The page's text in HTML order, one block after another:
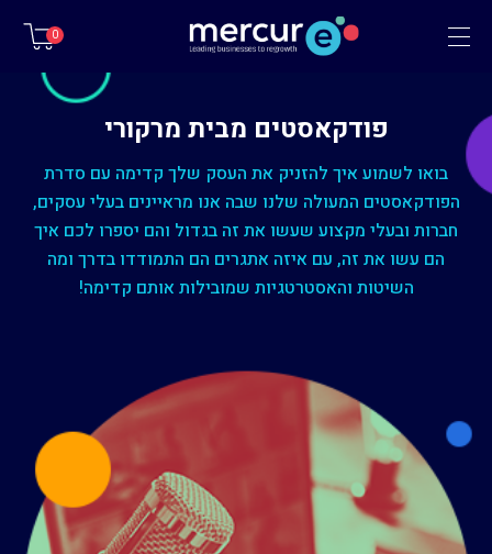
תפריט 0
פודקאסטים מבית מרקורי
בואו לשמוע איך להזניק את העסק שלך קדימה עם סדרת
הפודקאסטים המעולה שלנו שבה אנו מראיינים בעלי עסקים,
חברות ובעלי מקצוע שעשו את זה בגדול והם יספרו לכם איך
הם עשו את זה, עם איזה אתגרים הם התמודדו בדרך ומה
השיטות והאסטרטגיות שמובילות אותם קדימה!